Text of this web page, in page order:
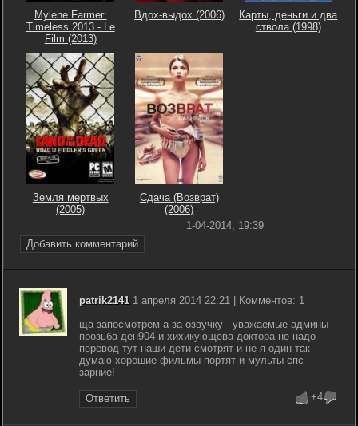
Mylene Farmer:
Timeless 2013 - Le
Film (2013)
Вдох-выдох (2006)
Карты, деньги и два
ствола (1998)
Земля мертвых
(2005)
Сдача (Возврат)
(2006)
Добавить комментарий
1-04-2014, 19:39
patrik2141 1 апреля 2014 22:21 | Комментов: 1
ща запосмотрем а за озвучку - уважаемые админы
прозьба ден904 и хихикующева доктора не надо
перевод тут наши дети смотрят и не я один так
думаю хорошие фильмы портят и мульты спс
зарние!
Ответить +4